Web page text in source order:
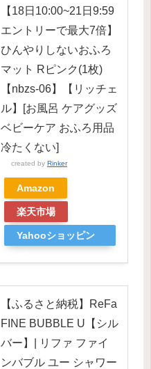
【18日10:00~21日9:59
エントリーで最大7倍】
ひんやりしないおふろ
マット Rピンク(1枚)
【nbzs-06】【リッチェ
ル】[お風呂 ケアグッズ
ベビーケア おふろ用品
冷たくない]
created by Rinker
Amazon
楽天市場
Yahooショッピン
【ふるさと納税】ReFa
FINE BUBBLE U【シル
バー】| リファ ファイ
ンバブル ユー シャワー